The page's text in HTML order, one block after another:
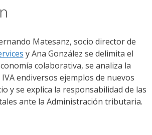
Matesanz, socio director de
y Ana González se delimita el
colaborativa, se analiza la
endiversos ejemplos de nuevos
yse explica la responsabilidad de las
ante la Administración tributaria.